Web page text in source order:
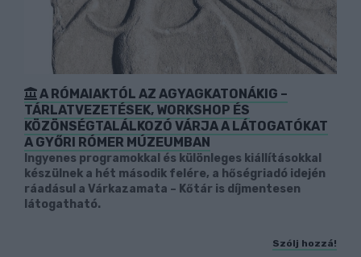
A RÓMAIAKTÓL AZ AGYAGKATONÁKIG –
TÁRLATVEZETÉSEK, WORKSHOP ÉS
KÖZÖNSÉGTALÁLKOZÓ VÁRJA A LÁTOGATÓKAT
A GYŐRI RÓMER MÚZEUMBAN
Ingyenes programokkal és különleges kiállításokkal
készülnek a hét második felére, a hőségriadó idején
ráadásul a Várkazamata – Kőtár is díjmentesen
látogatható.
Szólj hozzá!